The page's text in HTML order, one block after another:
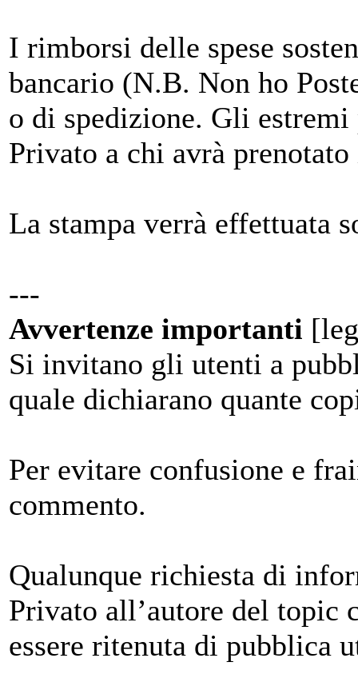
I rimborsi delle spese
bancario (N.B. Non ho
o di spedizione. Gli
Privato a chi avrà
La stampa verrà effettuata
---
Avvertenze importanti
Si invitano gli utenti a
quale dichiarano quante
Per evitare confusione e
commento.
Qualunque richiesta di
Privato all’autore del topic
essere ritenuta di pubblica